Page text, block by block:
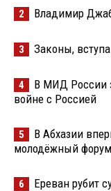
2 Владимир
3 Законы,
4
В МИД России
войне с Россией
5
В Абхазии
молодёжный форум
6 Ереван рубит